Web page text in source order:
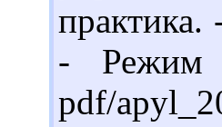
- Режим
pdf/